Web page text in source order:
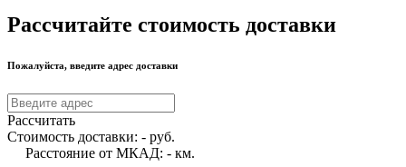
Рассчитайте стоимость доставки
Пожалуйста, введите адрес доставки
Рассчитать
Стоимость доставки: - руб.
Расстояние от МКАД: - км.